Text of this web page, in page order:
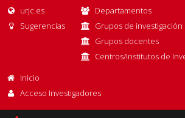
urjc.es
Sugerencias
Departamentos
Grupos de investigación
Grupos docentes
Centros/Institutos de
Inicio
Acceso Investigadores